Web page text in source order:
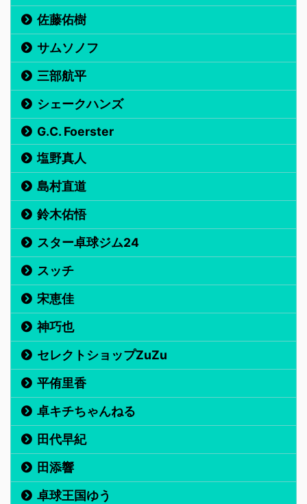
佐藤佑樹
サムソノフ
三部航平
シェークハンズ
G.C. Foerster
塩野真人
島村直道
鈴木佑悟
スター卓球ジム24
スッチ
宋恵佳
神巧也
セレクトショップZuZu
平侑里香
卓キチちゃんねる
田代早紀
田添響
卓球王国ゆう